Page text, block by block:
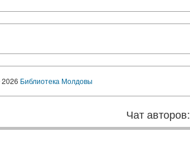
Библиотека Молдовы
Чат авторов: